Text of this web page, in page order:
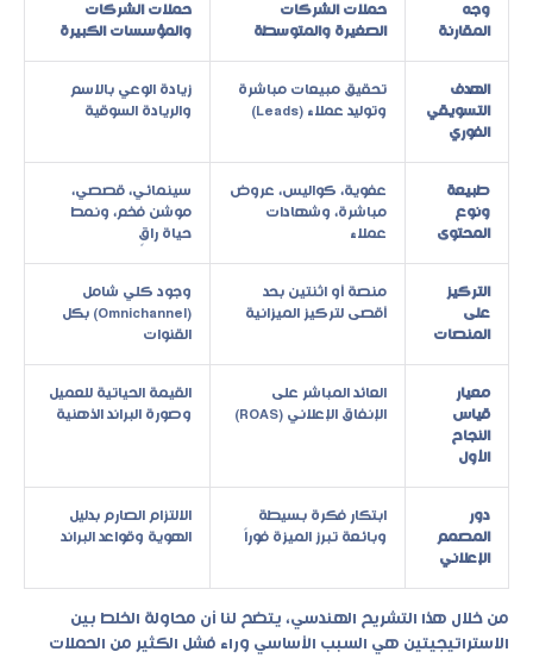
وجه
المقارنة
حملات الشركات
الصغيرة والمتوسطة
حملات الشركات
والمؤسسات الكبيرة
الهدف
التسويقي
الفوري
تحقيق مبيعات مباشرة
وتوليد عملاء (Leads)
زيادة الوعي بالاسم
والريادة السوقية
طبيعة
ونوع
المحتوى
عفوية، كواليس، عروض
مباشرة، وشهادات
عملاء
سينمائي، قصصي،
موشن فخم، ونمط
حياة راقٍ
التركيز
على
المنصات
منصة أو اثنتين بحد
أقصى لتركيز الميزانية
وجود كلي شامل
(Omnichannel) بكل
القنوات
معيار
قياس
النجاح
الأول
العائد المباشر على
الإنفاق الإعلاني (ROAS)
القيمة الحياتية للعميل
وصورة البراند الذهنية
دور
المصمم
الإعلاني
ابتكار فكرة بسيطة
وبائعة تبرز الميزة فوراً
الالتزام الصارم بدليل
الهوية وقواعد البراند
من خلال هذا التشريح الهندسي، يتضح لنا أن محاولة الخلط بين
الاستراتيجيتين هي السبب الأساسي وراء فشل الكثير من الحملات